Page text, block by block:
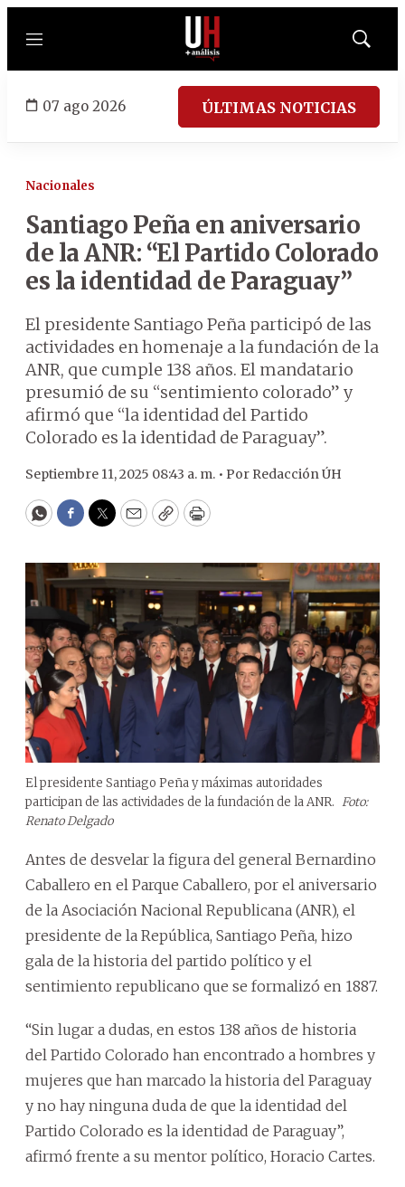
Menú
Mostrar
07 ago 2026 ÚLTIMAS NOTICIAS
Nacionales
Santiago Peña en aniversario
de la ANR: “El Partido Colorado
es la identidad de Paraguay”
El presidente Santiago Peña participó de las
actividades en homenaje a la fundación de la
ANR, que cumple 138 años. El mandatario
presumió de su “sentimiento colorado” y
afirmó que “la identidad del Partido
Colorado es la identidad de Paraguay”.
Septiembre 11, 2025 08:43 a. m. • Por Redacción ÚH
WhatsApp
Facebook
Twitter
EmailCopyPrint
El presidente Santiago Peña y máximas autoridades
participan de las actividades de la fundación de la ANR. Foto:
Renato Delgado
Antes de desvelar la figura del general Bernardino
Caballero en el Parque Caballero, por el aniversario
de la Asociación Nacional Republicana (ANR), el
presidente de la República, Santiago Peña, hizo
gala de la historia del partido político y el
sentimiento republicano que se formalizó en 1887.
“Sin lugar a dudas, en estos 138 años de historia
del Partido Colorado han encontrado a hombres y
mujeres que han marcado la historia del Paraguay
y no hay ninguna duda de que la identidad del
Partido Colorado es la identidad de Paraguay”,
afirmó frente a su mentor político, Horacio Cartes.